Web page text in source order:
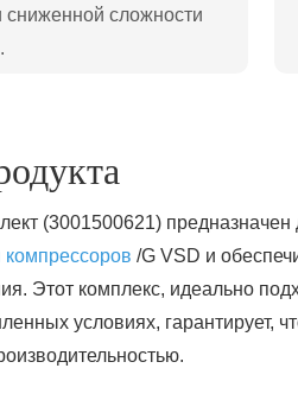
сниженной сложности
(3001500621) предназначен
/G VSD и
Этот комплекс, идеально
условиях, гарантирует,